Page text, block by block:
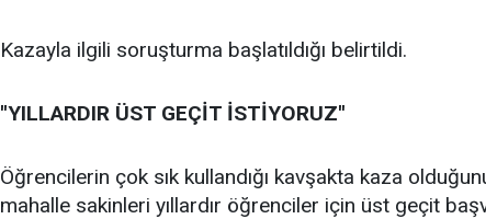
Kazayla ilgili soruşturma başlatıldığı belirtildi.
''YILLARDIR ÜST GEÇİT İSTİYORUZ''
Öğrencilerin çok sık kullandığı kavşakta kaza
mahalle sakinleri yıllardır öğrenciler için üst geçit